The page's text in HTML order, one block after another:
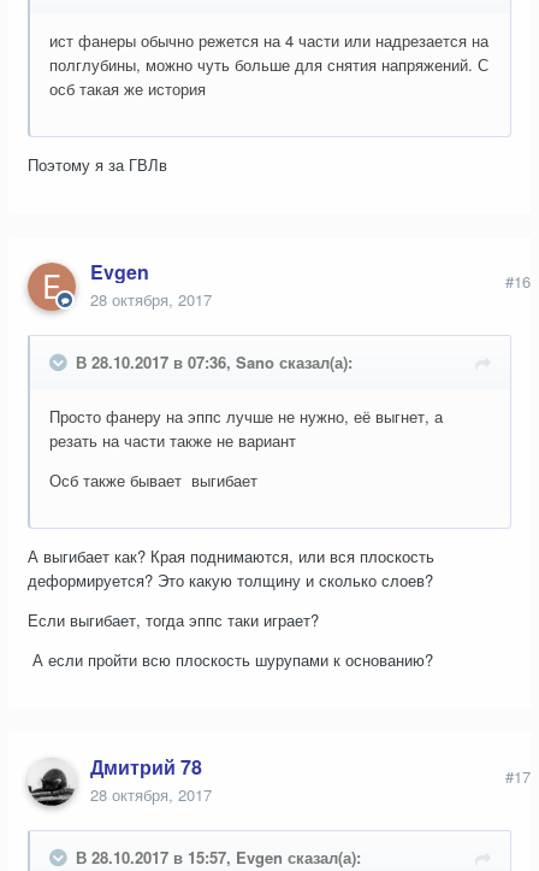
ист фанеры обычно режется на 4 части или надрезается на
полглубины, можно чуть больше для снятия напряжений. С
осб такая же история
Поэтому я за ГВЛв
Evgen
28 октября, 2017
#16
В 28.10.2017 в 07:36, Sano сказал(а):
Просто фанеру на эппс лучше не нужно, её выгнет, а
резать на части также не вариант
Осб также бывает выгибает
А выгибает как? Края поднимаются, или вся плоскость
деформируется? Это какую толщину и сколько слоев?
Если выгибает, тогда эппс таки играет?
А если пройти всю плоскость шурупами к основанию?
Дмитрий 78
28 октября, 2017
#17
В 28.10.2017 в 15:57, Evgen сказал(а):